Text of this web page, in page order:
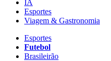
IA
Esportes
Viagem & Gastronomia
Esportes
Futebol
Brasileirão